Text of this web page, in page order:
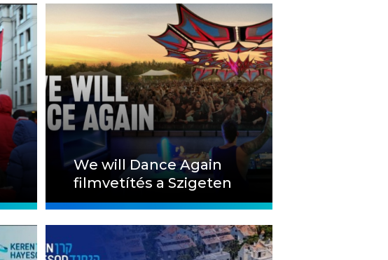
We will Dance Again
filmvetítés a Szigeten